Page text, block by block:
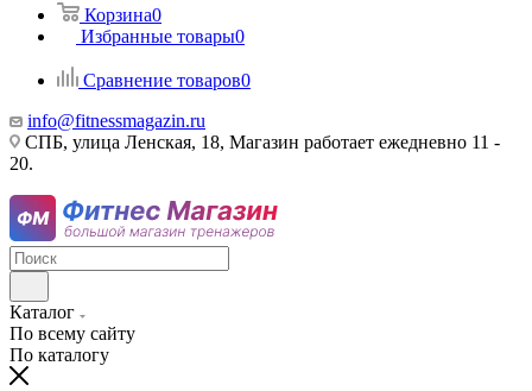
Корзина0
Избранные товары0
Сравнение товаров0
info@fitnessmagazin.ru
СПБ, улица Ленская, 18, Магазин работает ежедневно 11 -
20.
Каталог
По всему сайту
По каталогу